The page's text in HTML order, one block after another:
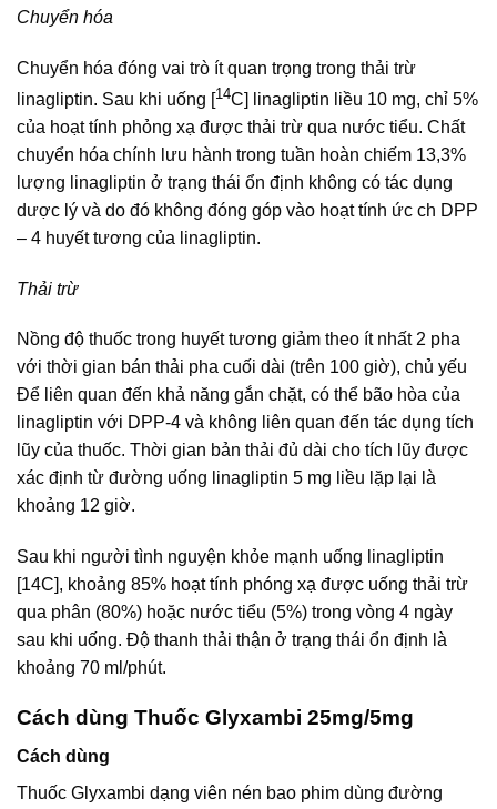
Chuyển hóa
Chuyển hóa đóng vai trò ít quan trọng trong thải trừ
linagliptin. Sau khi uống [14C] linagliptin liều 10 mg, chỉ 5%
của hoạt tính phỏng xạ được thải trừ qua nước tiểu. Chất
chuyển hóa chính lưu hành trong tuần hoàn chiếm 13,3%
lượng linagliptin ở trạng thái ổn định không có tác dụng
dược lý và do đó không đóng góp vào hoạt tính ức ch DPP
– 4 huyết tương của linagliptin.
Thải trừ
Nồng độ thuốc trong huyết tương giảm theo ít nhất 2 pha
với thời gian bán thải pha cuối dài (trên 100 giờ), chủ yếu
Để liên quan đến khả năng gắn chặt, có thể bão hòa của
linagliptin với DPP-4 và không liên quan đến tác dụng tích
lũy của thuốc. Thời gian bản thải đủ dài cho tích lũy được
xác định từ đường uống linagliptin 5 mg liều lặp lại là
khoảng 12 giờ.
Sau khi người tình nguyện khỏe mạnh uống linagliptin
[14C], khoảng 85% hoạt tính phóng xạ được uống thải trừ
qua phân (80%) hoặc nước tiểu (5%) trong vòng 4 ngày
sau khi uống. Độ thanh thải thận ở trạng thái ổn định là
khoảng 70 ml/phút.
Cách dùng Thuốc Glyxambi 25mg/5mg
Cách dùng
Thuốc Glyxambi dạng viên nén bao phim dùng đường